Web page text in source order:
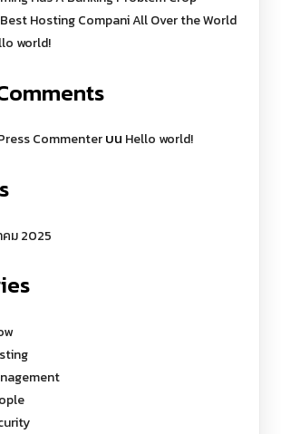
Hosting Compani All Over the World
world!
Commenterบน Hello world!
คม 2025